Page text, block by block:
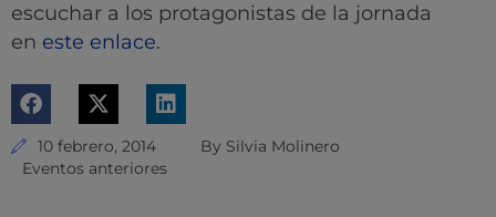
escuchar a los protagonistas de la jornada
en este enlace.
10 febrero, 2014 By Silvia Molinero
Eventos anteriores